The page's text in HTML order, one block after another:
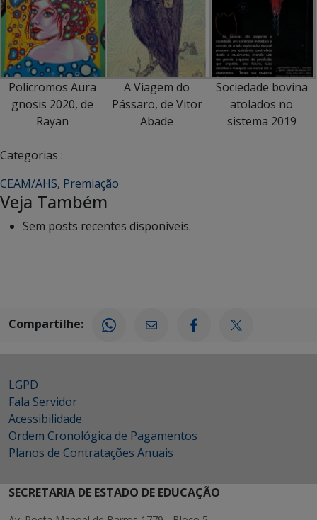
Policromos Aura
gnosis 2020, de
Rayan
A Viagem do
Pássaro, de Vitor
Abade
Sociedade bovina
atolados no
sistema 2019
Categorias :
CEAM/AHS, Premiação
Veja Também
Sem posts recentes disponíveis.
Compartilhe:
LGPD
Fala Servidor
Acessibilidade
Ordem Cronológica de Pagamentos
Planos de Contratações Anuais
SECRETARIA DE ESTADO DE EDUCAÇÃO